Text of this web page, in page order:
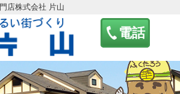
電話
店株式会社 片山